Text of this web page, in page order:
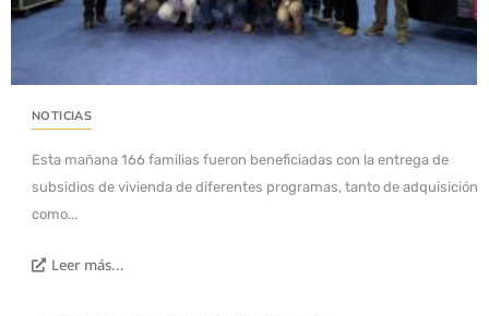
NOTICIAS
Esta mañana 166 familias fueron beneficiadas con la entrega de
subsidios de vivienda de diferentes programas, tanto de adquisición
como...
Leer más...